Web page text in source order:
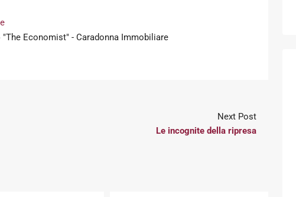
Next Post
Le incognite della ripresa